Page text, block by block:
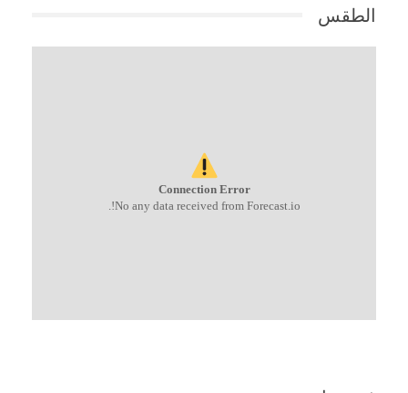
الطقس
Connection Error
No any data received from Forecast.io!.